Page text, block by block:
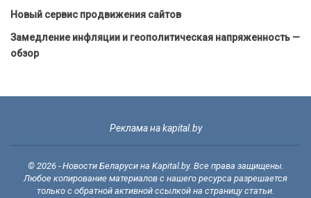
Новый сервис продвижения сайтов
Замедление инфляции и геополитическая напряженность —
обзор
Реклама на kapital.by
© 2026 - Новости Беларуси на Kapital.by. Все права защищены.
Любое копирование материалов с нашего ресурса разрешается
только с обратной активной ссылкой на страницу статьи.